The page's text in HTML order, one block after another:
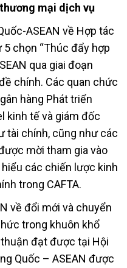
mại dịch vụ
ASEAN về Hợp tác
chọn “Thúc đẩy hợp
qua giai đoạn
chính. Các quan chức
hàng Phát triển
kinh tế và giám đốc
tài chính, cũng như các
mời tham gia vào
các chiến lược kinh
trong CAFTA.
về đổi mới và chuyển
trong khuôn khổ
đạt được tại Hội
Quốc – ASEAN được